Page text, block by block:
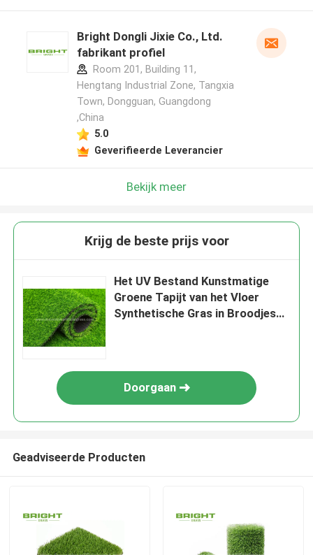
Bright Dongli Jixie Co., Ltd.
fabrikant profiel
Room 201, Building 11,
Hengtang Industrial Zone, Tangxia
Town, Dongguan, Guangdong
,China
5.0
Geverifieerde Leverancier
Bekijk meer
Krijg de beste prijs voor
Het UV Bestand Kunstmatige
Groene Tapijt van het Vloer
Synthetische Gras in Broodjespe
Doorgaan
Geadviseerde Producten